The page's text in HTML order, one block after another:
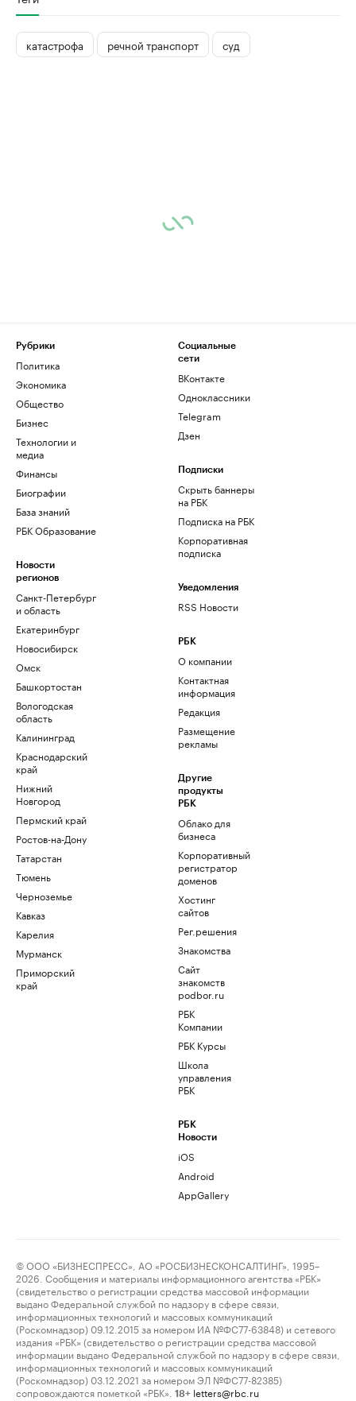
катастрофа речной транспорт суд
Рубрики
Политика
Экономика
Общество
Бизнес
Технологии и
медиа
Финансы
Биографии
База знаний
РБК Образование
Новости
регионов
Санкт-Петербург
и область
Екатеринбург
Новосибирск
Омск
Башкортостан
Вологодская
область
Калининград
Краснодарский
край
Нижний
Новгород
Пермский край
Ростов-на-Дону
Татарстан
Тюмень
Черноземье
Кавказ
Карелия
Мурманск
Приморский
край
Социальные
сети
ВКонтакте
Одноклассники
Telegram
Дзен
Подписки
Скрыть баннеры
на РБК
Подписка на РБК
Корпоративная
подписка
Уведомления
RSS Новости
РБК
О компании
Контактная
информация
Редакция
Размещение
рекламы
Другие
продукты
РБК
Облако для
бизнеса
Корпоративный
регистратор
доменов
Хостинг
сайтов
Рег.решения
Знакомства
Сайт
знакомств
podbor.ru
РБК
Компании
РБК Курсы
Школа
управления
РБК
РБК
Новости
iOS
Android
AppGallery
© ООО «БИЗНЕСПРЕСС», АО «РОСБИЗНЕСКОНСАЛТИНГ», 1995–
2026. Сообщения и материалы информационного агентства «РБК»
(свидетельство о регистрации средства массовой информации
выдано Федеральной службой по надзору в сфере связи,
информационных технологий и массовых коммуникаций
(Роскомнадзор) 09.12.2015 за номером ИА №ФС77-63848) и сетевого
издания «РБК» (свидетельство о регистрации средства массовой
информации выдано Федеральной службой по надзору в сфере связи,
информационных технологий и массовых коммуникаций
(Роскомнадзор) 03.12.2021 за номером ЭЛ №ФС77-82385)
сопровождаются пометкой «РБК».
18+ letters@rbc.ru